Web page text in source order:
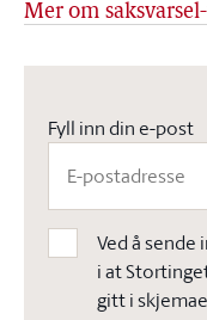
Mer om
Fyll inn din e-post
Ved å
i at
gitt i